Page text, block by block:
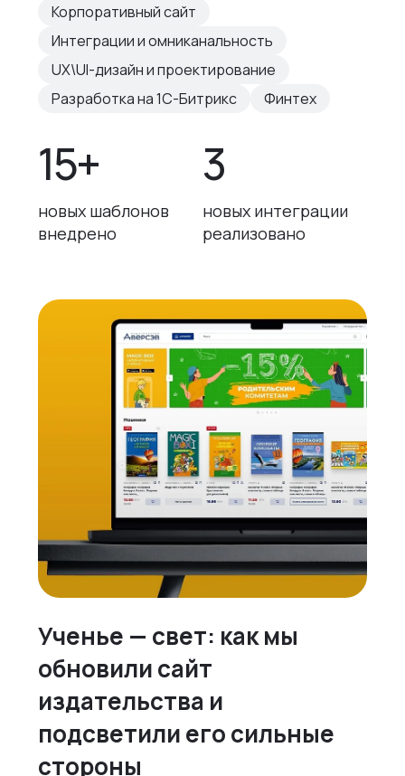
Корпоративный сайт
Интеграции и омниканальность
UX\UI-дизайн и проектирование
Разработка на 1С-Битрикс
Финтех
15+
новых шаблонов
внедрено
3
новых интеграции
реализовано
Ученье — свет: как мы
обновили сайт
издательства и
подсветили его сильные
стороны